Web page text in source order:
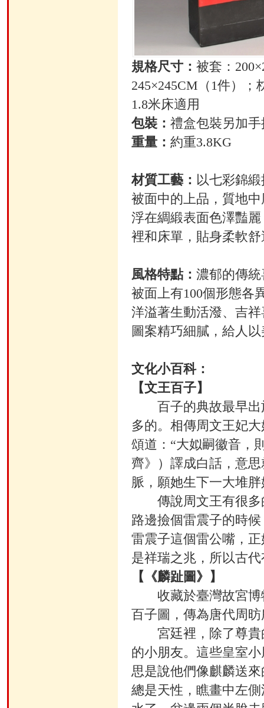
規格尺寸： 被套：
245×245CM（1件）；
1.8米床適用
包裝： 禮盒包裝另加
重量： 約重3.8KG
材質工藝： 以七彩錦
被面中的上品，質地
浮在綢緞表面色澤豔
裡和床單，貼身柔軟
風格特點： 濃郁的傳
被面上有100個形態各
洋溢著生動活潑、吉
圖案精巧細膩，給人
文化小百科：
【文王百子】
百子的典故最早出
多的。相傳周文王妃
頌道：“大姒嗣徽音，
齊》）譯成白話，意
脈，願她生下一大堆
傳說周文王有很多
路邊撿個雷震子的時
雷震子這個雷公嘴，
是祥瑞之兆，所以古
【《麟趾圖》】
收藏於臺灣故宮博
百子圖，傳為唐代周
宮廷裡，除了尊貴
的小朋友。這些皇室
思是說他們像麒麟送
總是天性，瞧畫中左